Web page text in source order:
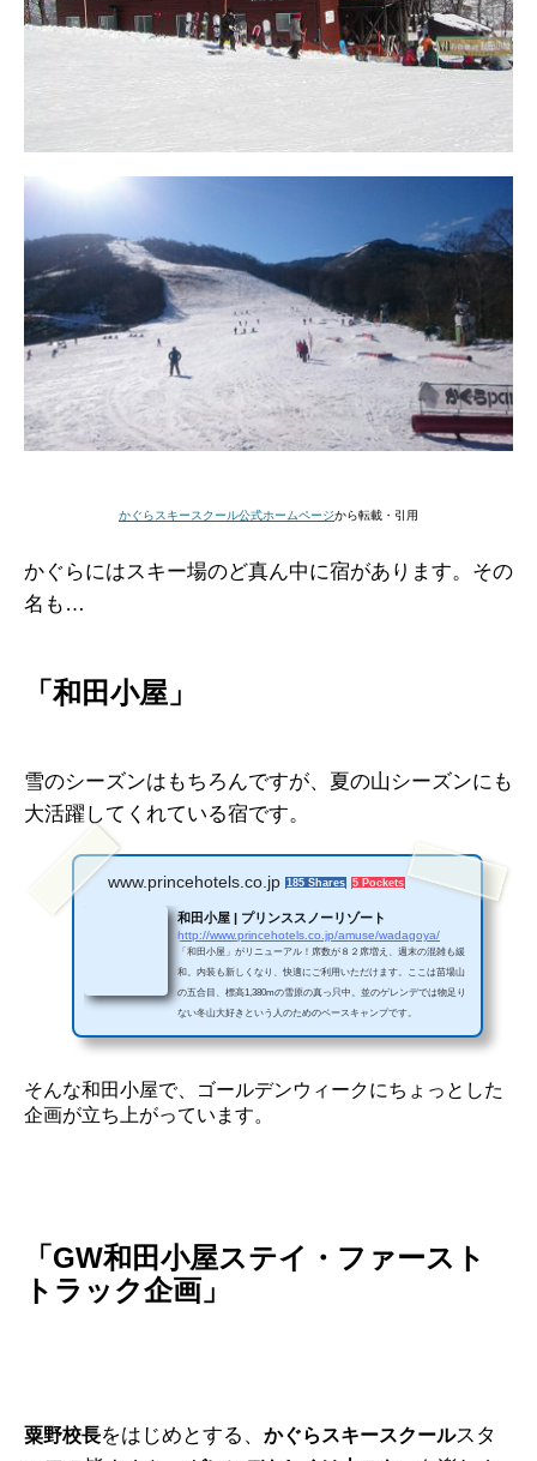
かぐらスキースクール公式ホームページから転載・引用
かぐらにはスキー場のど真ん中に宿があります。その
名も…
「和田小屋」
雪のシーズンはもちろんですが、夏の山シーズンにも
大活躍してくれている宿です。
www.princehotels.co.jp 185 Shares 5 Pockets
和田小屋 | プリンススノーリゾート
http://www.princehotels.co.jp/amuse/wadagoya/
「和田小屋」がリニューアル！席数が８２席増え、週末の混雑も緩
和。内装も新しくなり、快適にご利用いただけます。ここは苗場山
の五合目、標高1,380mの雪原の真っ只中。並のゲレンデでは物足り
ない冬山大好きという人のためのベースキャンプです。
そんな和田小屋で、ゴールデンウィークにちょっとした
企画が立ち上がっています。
「GW和田小屋ステイ・ファースト
トラック企画」
粟野校長をはじめとする、 かぐらスキースクールスタ